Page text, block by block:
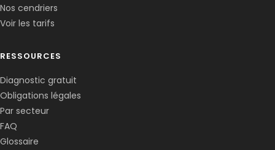
Nos cendriers
Voir les tarifs
RESSOURCES
Diagnostic gratuit
Obligations légales
Par secteur
FAQ
Glossaire
Corentin · Easy to Change